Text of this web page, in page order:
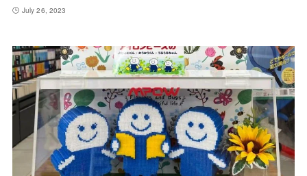
July 26, 2023